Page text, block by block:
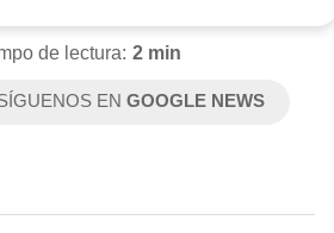
de lectura: 2 min
ENGOOGLE NEWS